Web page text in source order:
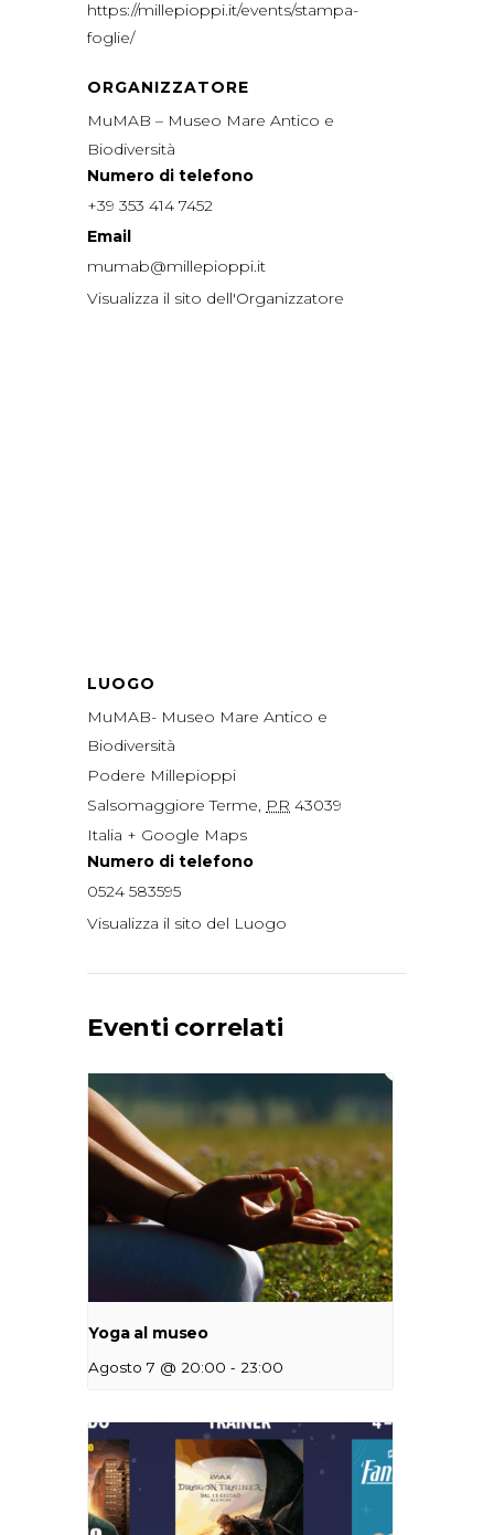
https://millepioppi.it/events/stampa-
foglie/
ORGANIZZATORE
MuMAB – Museo Mare Antico e
Biodiversità
Numero di telefono
+39 353 414 7452
Email
mumab@millepioppi.it
Visualizza il sito dell'Organizzatore
LUOGO
MuMAB- Museo Mare Antico e
Biodiversità
Podere Millepioppi
Salsomaggiore Terme, PR 43039
Italia + Google Maps
Numero di telefono
0524 583595
Visualizza il sito del Luogo
Eventi correlati
Yoga al museo
Agosto 7 @ 20:00 - 23:00